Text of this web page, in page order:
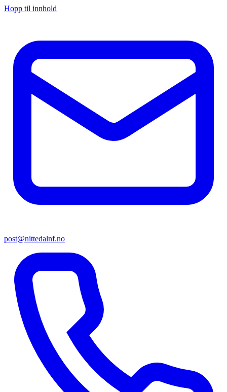
Hopp til innhold
post@nittedalnf.no